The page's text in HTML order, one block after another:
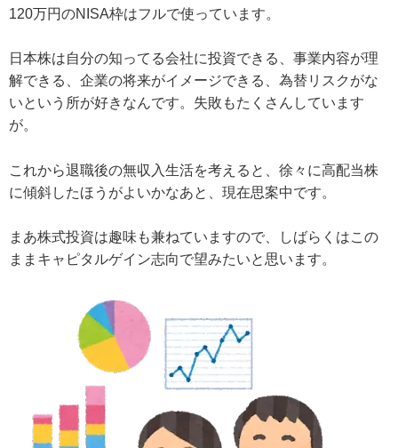
120万円のNISA枠はフルで使っています。
日本株は自分の知ってる会社に投資できる、事業内容が理
解できる、企業の将来がイメージできる、為替リスクがな
いという所が好きなんです。失敗もたくさんしています
が。
これから退職後の無収入生活を考えると、徐々に高配当株
に傾斜したほうがよいかなあと、現在思案中です。
まあ株式投資は趣味も兼ねていますので、しばらくはこの
ままキャピタルゲイン志向で望みたいと思います。